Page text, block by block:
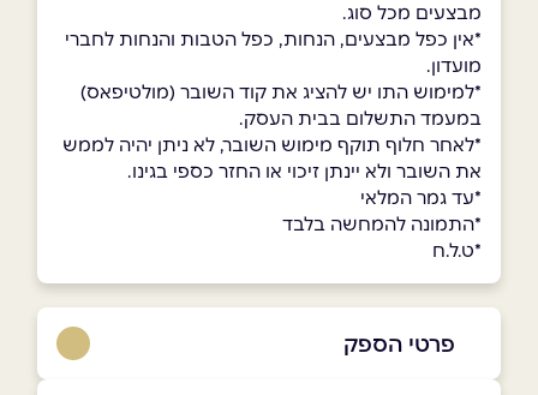
מבצעים מכל סוג.
*אין כפל מבצעים, הנחות, כפל הטבות והנחות לחברי
מועדון.
*למימוש התו יש להציג את קוד השובר (מולטיפאס)
במעמד התשלום בבית העסק.
*לאחר חלוף תוקף מימוש השובר, לא ניתן יהיה לממש
את השובר ולא יינתן זיכוי או החזר כספי בגינו.
*עד גמר המלאי
*התמונה להמחשה בלבד
*ט.ל.ח
פרטי הספק